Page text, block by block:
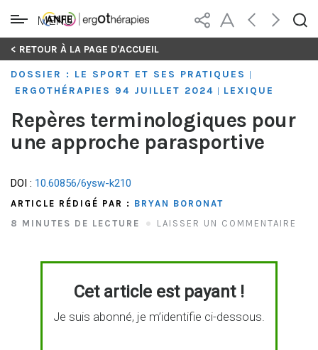
Skip
content
MENU
< RETOUR À LA PAGE D'ACCUEIL
DOSSIER : LE SPORT ET SES PRATIQUES
ERGOTHÉRAPIES 94 JUILLET 2024 LEXIQUE
Repères terminologiques pour
une approche parasportive
DOI : 10.60856/6ysw-k210
ARTICLE RÉDIGÉ PAR : BRYAN BORONAT
8 MINUTES DE LECTURE
LAISSER UN COMMENTAIRE
Cet article est payant !
Je suis abonné, je m’identifie ci-dessous.